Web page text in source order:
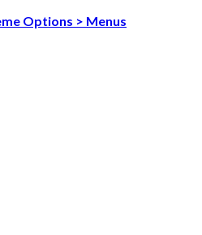
Options > Menus